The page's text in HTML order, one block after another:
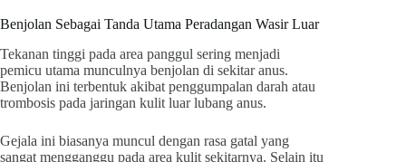
Benjolan Sebagai Tanda Utama Peradangan Wasir Luar
Tekanan tinggi pada area panggul sering menjadi
pemicu utama munculnya benjolan di sekitar anus.
Benjolan ini terbentuk akibat penggumpalan darah atau
trombosis pada jaringan kulit luar lubang anus.
Gejala ini biasanya muncul dengan rasa gatal yang
sangat mengganggu pada area kulit sekitarnya. Selain itu